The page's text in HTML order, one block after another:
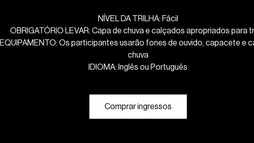
NÍVEL DA TRILHA: Fácil
OBRIGATÓRIO LEVAR: Capa de chuva e calçados apropriados para
EQUIPAMENTO: Os participantes usarão fones de ouvido, capacete e
chuva
IDIOMA: Inglês ou Português
Comprar ingressos